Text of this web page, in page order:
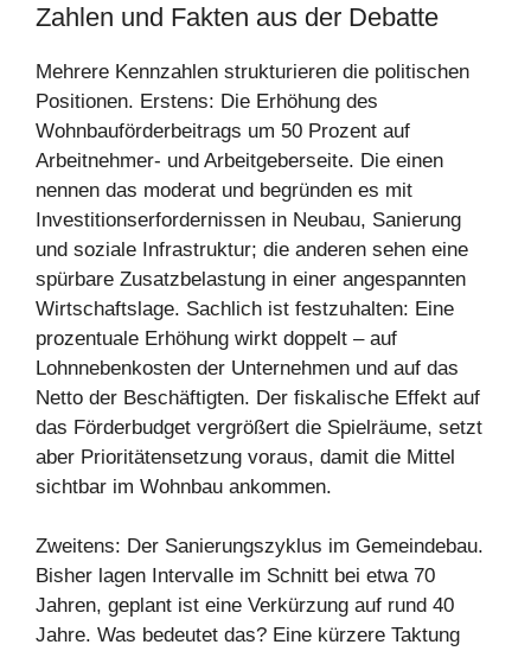
Zahlen und Fakten aus der Debatte
Mehrere Kennzahlen strukturieren die politischen
Positionen. Erstens: Die Erhöhung des
Wohnbauförderbeitrags um 50 Prozent auf
Arbeitnehmer- und Arbeitgeberseite. Die einen
nennen das moderat und begründen es mit
Investitionserfordernissen in Neubau, Sanierung
und soziale Infrastruktur; die anderen sehen eine
spürbare Zusatzbelastung in einer angespannten
Wirtschaftslage. Sachlich ist festzuhalten: Eine
prozentuale Erhöhung wirkt doppelt – auf
Lohnnebenkosten der Unternehmen und auf das
Netto der Beschäftigten. Der fiskalische Effekt auf
das Förderbudget vergrößert die Spielräume, setzt
aber Prioritätensetzung voraus, damit die Mittel
sichtbar im Wohnbau ankommen.
Zweitens: Der Sanierungszyklus im Gemeindebau.
Bisher lagen Intervalle im Schnitt bei etwa 70
Jahren, geplant ist eine Verkürzung auf rund 40
Jahre. Was bedeutet das? Eine kürzere Taktung